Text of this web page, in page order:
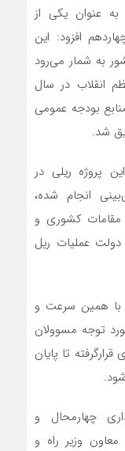
عنوان یکی از
افزود: این
به شمار می‌رود
انقلاب در سال
بودجه عمومی
شد.
پروژه ریلی در
انجام شده،
مقامات کشوری و
عملیات ریل
با همین سرعت و
توجه مسوولان
تا پایان
چهارمحال و
وزیر راه و